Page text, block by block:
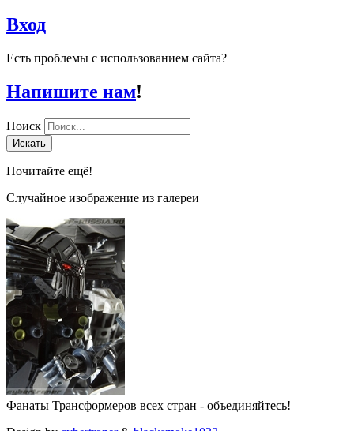
Вход
Есть проблемы с использованием сайта?
Напишите нам!
Поиск
Искать
Почитайте ещё!
Случайное изображение из галереи
Фанаты Трансформеров всех стран - объединяйтесь!